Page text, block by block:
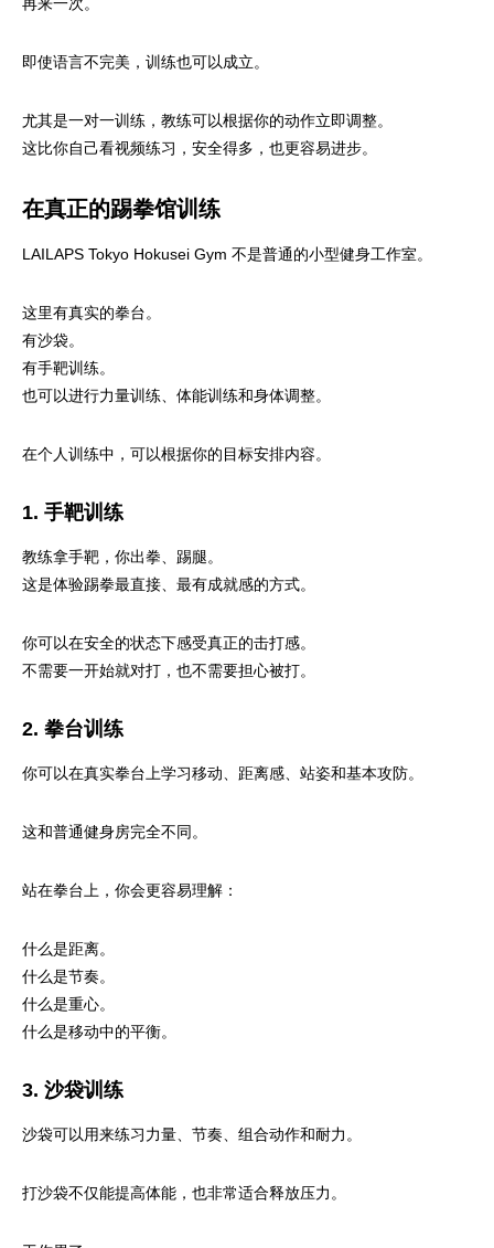
即使语言不完美，训练也可以成立。
尤其是一对一训练，教练可以根据你的动作立即调整。
这比你自己看视频练习，安全得多，也更容易进步。
在真正的踢拳馆训练
LAILAPS Tokyo Hokusei Gym 不是普通的小型健身工作室。
这里有真实的拳台。
有沙袋。
有手靶训练。
也可以进行力量训练、体能训练和身体调整。
在个人训练中，可以根据你的目标安排内容。
1. 手靶训练
教练拿手靶，你出拳、踢腿。
这是体验踢拳最直接、最有成就感的方式。
你可以在安全的状态下感受真正的击打感。
不需要一开始就对打，也不需要担心被打。
2. 拳台训练
你可以在真实拳台上学习移动、距离感、站姿和基本攻防。
这和普通健身房完全不同。
站在拳台上，你会更容易理解：
什么是距离。
什么是节奏。
什么是重心。
什么是移动中的平衡。
3. 沙袋训练
沙袋可以用来练习力量、节奏、组合动作和耐力。
打沙袋不仅能提高体能，也非常适合释放压力。